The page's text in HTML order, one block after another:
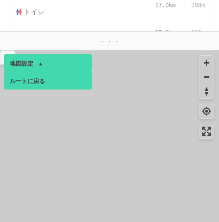
トイレ
17.0km 288m
17.1km 298m
地図設定 ▴
ベース ▴
ルートに戻る